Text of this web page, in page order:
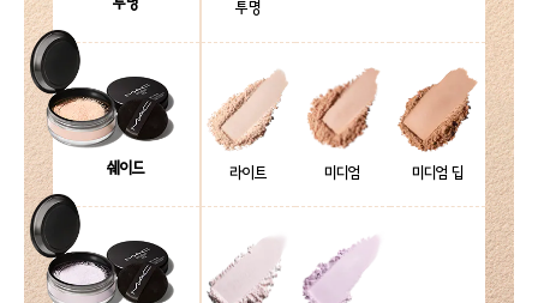
투명 투명
쉐이드 라이트 미디엄 미디엄 딥